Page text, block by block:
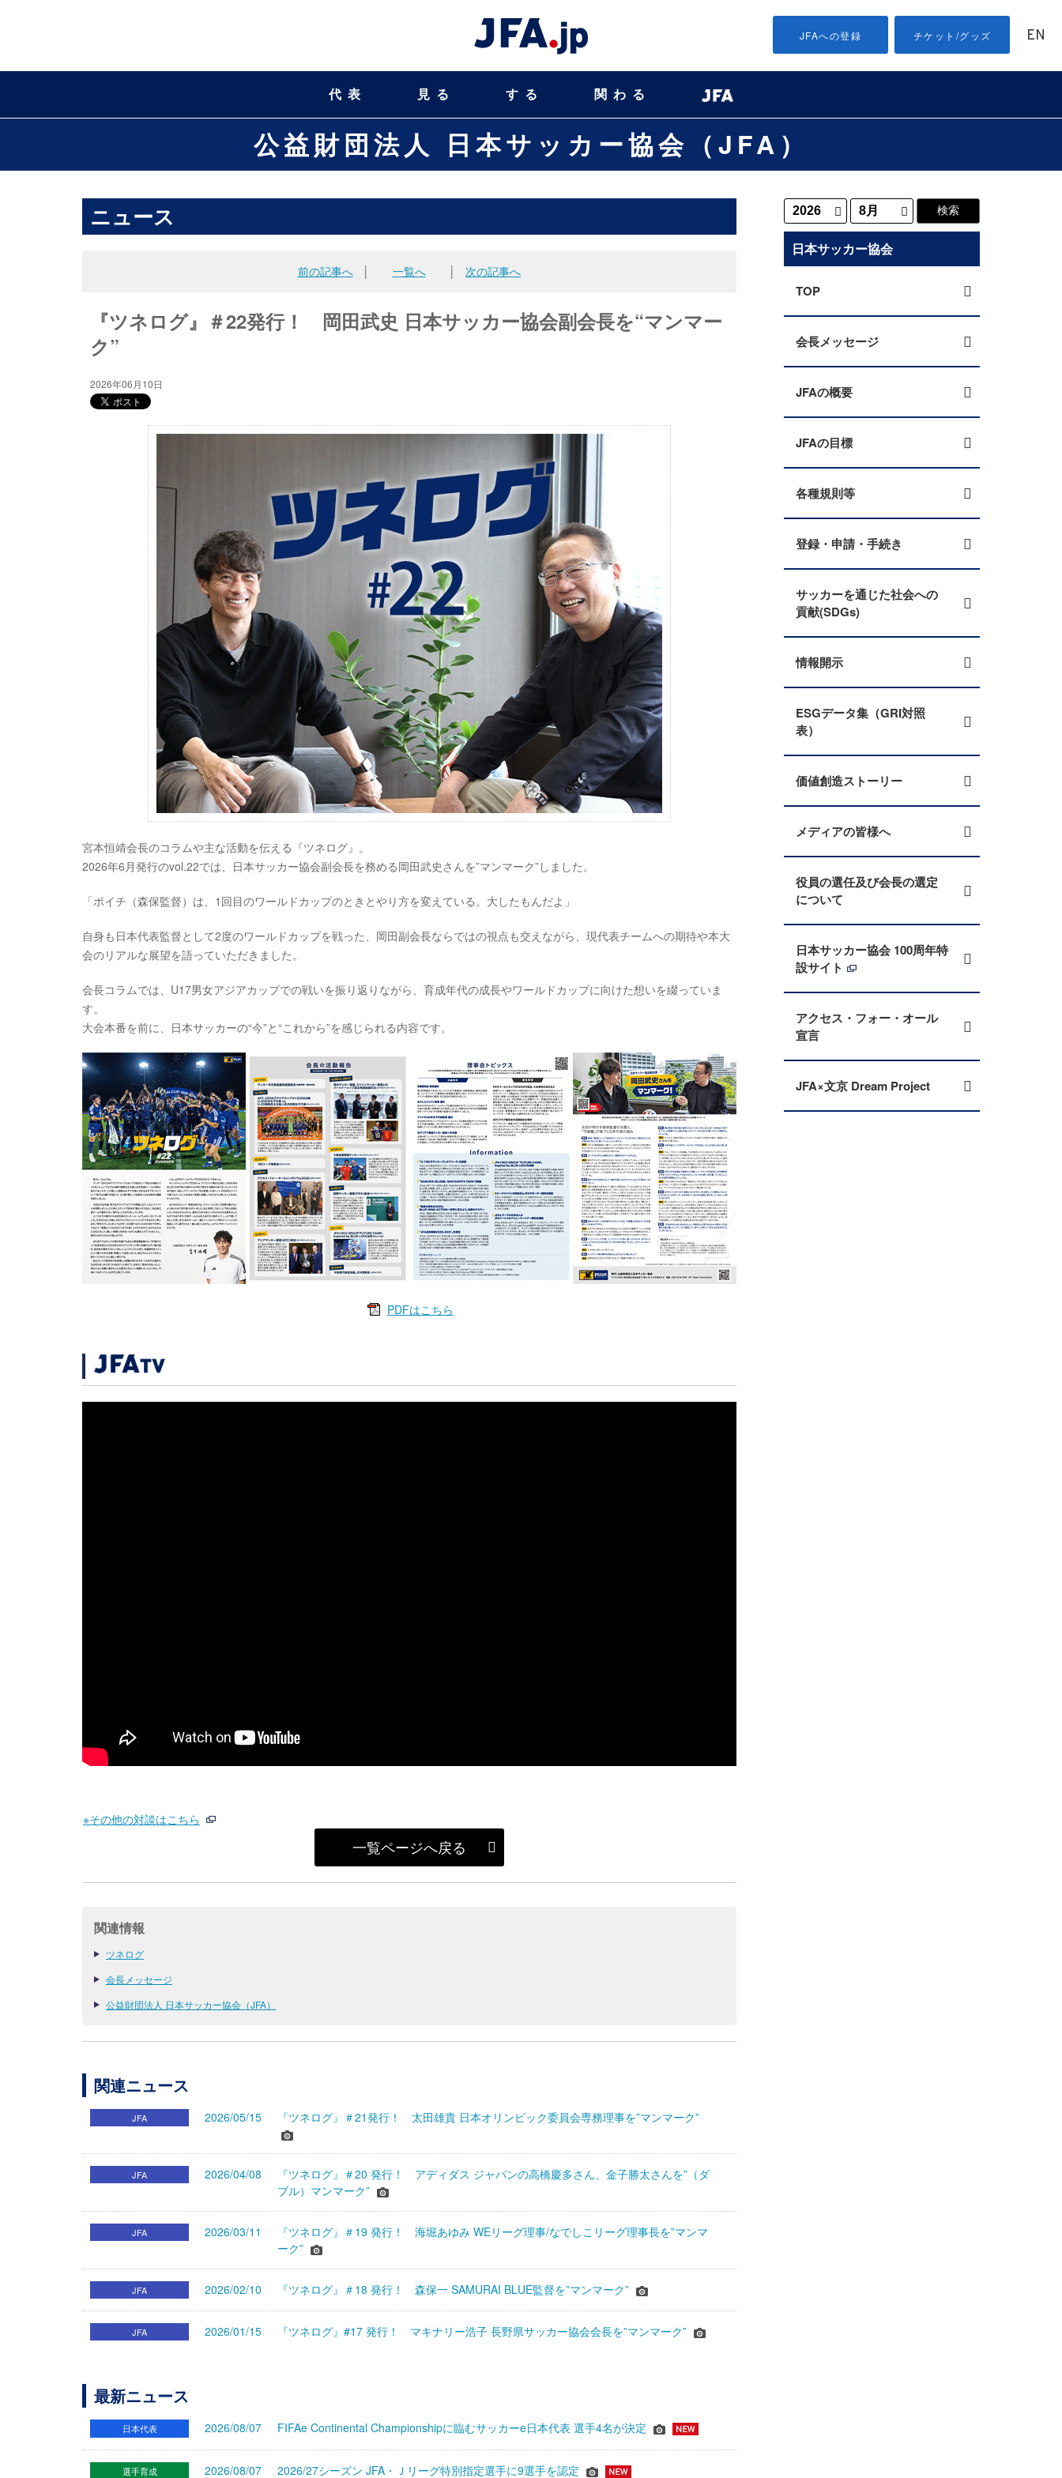
JFAへの登録 チケット/グッズ EN
代表 見る する 関わる
公益財団法人 日本サッカー協会（JFA）
ニュース
前の記事へ│ 一覧へ 次の記事へ
『ツネログ』＃22発行！ 岡田武史 日本サッカー協会副会長を“マンマー
ク”
2026年06月10日
宮本恒靖会長のコラムや主な活動を伝える『ツネログ』。
2026年6月発行のvol.22では、日本サッカー協会副会長を務める岡田武史さんを”マンマーク”しました。
「ポイチ（森保監督）は、1回目のワールドカップのときとやり方を変えている。大したもんだよ」
自身も日本代表監督として2度のワールドカップを戦った、岡田副会長ならではの視点も交えながら、現代表チームへの期待や本大
会のリアルな展望を語っていただきました。
会長コラムでは、U17男女アジアカップでの戦いを振り返りながら、育成年代の成長やワールドカップに向けた想いを綴っていま
す。
大会本番を前に、日本サッカーの“今”と“これから”を感じられる内容です。
PDFはこちら
※その他の対談はこちら
一覧ページへ戻る
関連情報
ツネログ
会長メッセージ
公益財団法人 日本サッカー協会（JFA）
関連ニュース
JFA 2026/05/15 『ツネログ』＃21発行！ 太田雄貴 日本オリンピック委員会専務理事を”マンマーク”
JFA 2026/04/08
『ツネログ』＃20 発行！ アディダス ジャパンの高橋慶多さん、金子勝太さんを”（ダ
ブル）マンマーク”
JFA 2026/03/11
『ツネログ』＃19 発行！ 海堀あゆみ WEリーグ理事/なでしこリーグ理事長を”マンマ
ーク”
JFA 2026/02/10 『ツネログ』＃18 発行！ 森保一 SAMURAI BLUE監督を”マンマーク”
JFA 2026/01/15 『ツネログ』#17 発行！ マキナリー浩子 長野県サッカー協会会長を”マンマーク”
最新ニュース
日本代表 2026/08/07 FIFAe Continental Championshipに臨むサッカーe日本代表 選手4名が決定
選手育成 2026/08/07 2026/27シーズン JFA・Ｊリーグ特別指定選手に9選手を認定
日本サッカー協会
TOP
会長メッセージ
JFAの概要
JFAの目標
各種規則等
登録・申請・手続き
サッカーを通じた社会への
貢献(SDGs)
情報開示
ESGデータ集（GRI対照
表）
価値創造ストーリー
メディアの皆様へ
役員の選任及び会長の選定
について
日本サッカー協会 100周年特
設サイト
アクセス・フォー・オール
宣言
JFA×文京 Dream Project